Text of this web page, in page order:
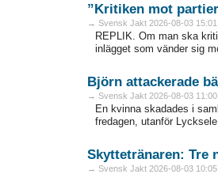
”Kritiken mot
→ Svensk Jakt 2026-08-03 15:01
REPLIK. Om man ska
inlägget som vänder sig
Björn attackerade
→ Svensk Jakt 2026-08-03 11:00
En kvinna skadades i
fredagen, utanför Lycksele
Skyttetränaren: Tre
→ Svensk Jakt 2026-08-03 10:05